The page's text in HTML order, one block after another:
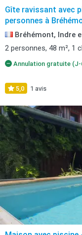
Gîte ravissant avec
personnes à
Bréhémont, Indre
2 personnes, 48 m², 1
Annulation gratuite (J-
5,0 1 avis